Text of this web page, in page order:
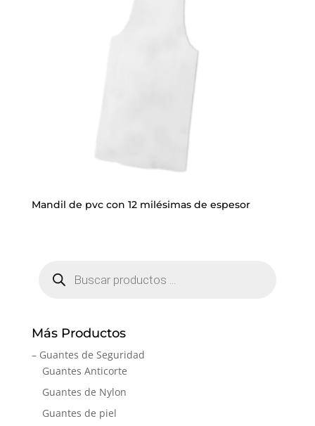
Mandil de pvc con 12 milésimas de espesor
productos
Más Productos
– Guantes de Seguridad
Guantes Anticorte
Guantes de Nylon
Guantes de piel